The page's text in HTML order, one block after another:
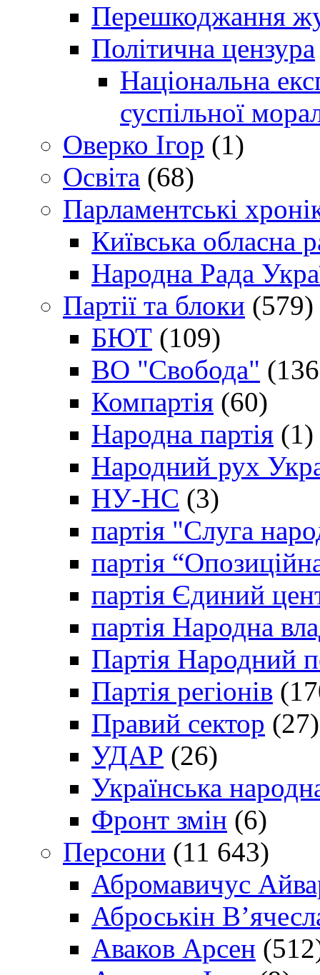
Перешкоджання
Політична цензура
Національна
суспільної
Оверко Ігор (1)
Освіта (68)
Парламентські
Київська обласна
Народна Рада
Партії та блоки (579)
БЮТ (109)
ВО "Свобода"
Компартія (60)
Народна партія (1)
Народний рух
НУ-НС (3)
партія "Слуга
партія
партія Єдиний
партія Народна
Партія Народний
Партія регіонів
Правий сектор (27)
УДАР (26)
Українська
Фронт змін (6)
Персони (11 643)
Абромавичус
Аброськін
Аваков Арсен